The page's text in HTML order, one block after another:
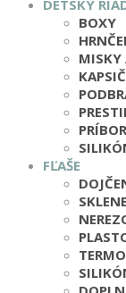
DETSKÝ
BOXY
MISKY
FĽAŠE